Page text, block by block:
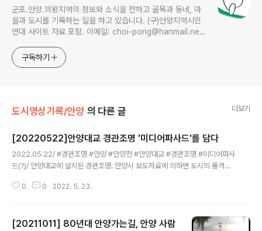
군포.안양.의왕지역의 정보와 소식을 전하고 골목과 동네, 마
을과 도시를 기록하는 일을 하고 있습니다. (구)안양지역시민
연대 사이트 자료 포함. 이메일: choi-pong@hanmail.net
구독하기
도시영상기록/안양 의 다른 글 더보기
[20220522]안양대교 경관조명 '미디어파사드'를 담다
2022.05.22/ #경관조명 #안양 #안양천 #안양대교 #경관조명 #미디어파사
드(?)/ 안양대교에 설치된 경관조명. 안양시 보도자료에 의하면 도시의 품격을
대교에 미디어파사드를 설치했다. 지난 18일 설치를 완료하고 테스트중인 안양
사드는 LED램프를 이용한 이미지 표출형태로 스마트 행복도시, 안양시 로고마
0 0 2022. 5. 23.
[20211011] 80년대 안양가는길, 안양 사람